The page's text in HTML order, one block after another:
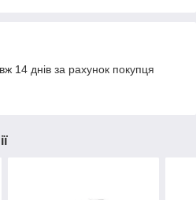
14 днів за рахунок покупця